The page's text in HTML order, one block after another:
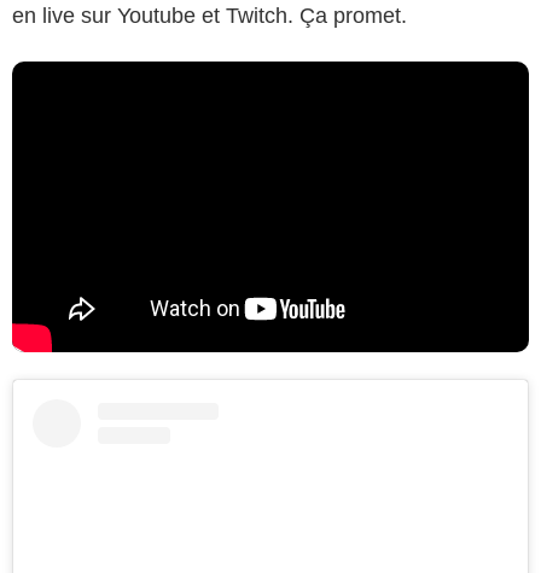
en live sur Youtube et Twitch. Ça promet.